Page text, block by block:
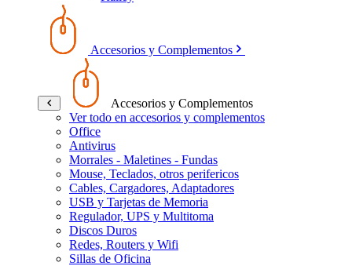
Accesorios y Complementos
Accesorios y Complementos
Ver todo en accesorios y complementos
Office
Antivirus
Morrales - Maletines - Fundas
Mouse, Teclados, otros perifericos
Cables, Cargadores, Adaptadores
USB y Tarjetas de Memoria
Regulador, UPS y Multitoma
Discos Duros
Redes, Routers y Wifi
Sillas de Oficina